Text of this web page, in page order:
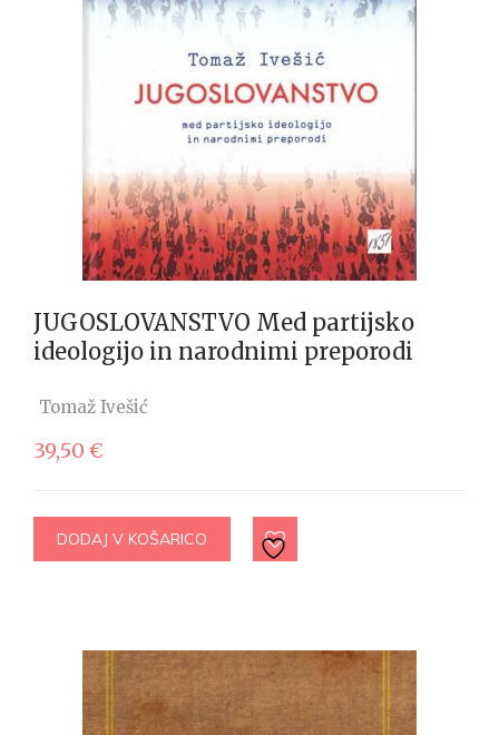
JUGOSLOVANSTVO Med partijsko
ideologijo in narodnimi preporodi
Tomaž Ivešić
39,50 €
DODAJ V KOŠARICO